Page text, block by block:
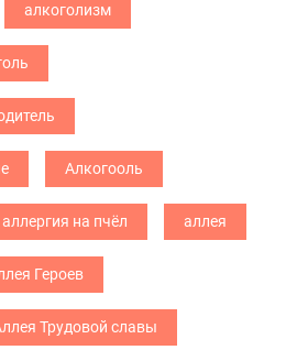
алкоголизм
Алкогооль
аллергия на пчёл аллея
Героев
Трудовой славы